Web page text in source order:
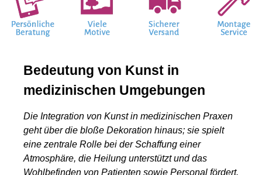
Bedeutung von Kunst in
medizinischen Umgebungen
Die Integration von Kunst in medizinischen Praxen
geht über die bloße Dekoration hinaus; sie spielt
eine zentrale Rolle bei der Schaffung einer
Atmosphäre, die Heilung unterstützt und das
Wohlbefinden von Patienten sowie Personal fördert.